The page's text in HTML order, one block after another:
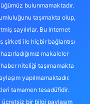
bulunmamaktadır.
taşımakta olup,
sayılırlar. Bu internet
şirketi ile hiçbir bağlantısı
makaleler
niteliği taşımamakta
yapılmamaktadır.
tamamen tesadüfidir.
bir bilgi paylaşım